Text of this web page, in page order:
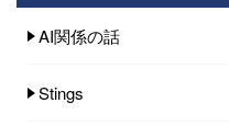
AI関係の話
Stings